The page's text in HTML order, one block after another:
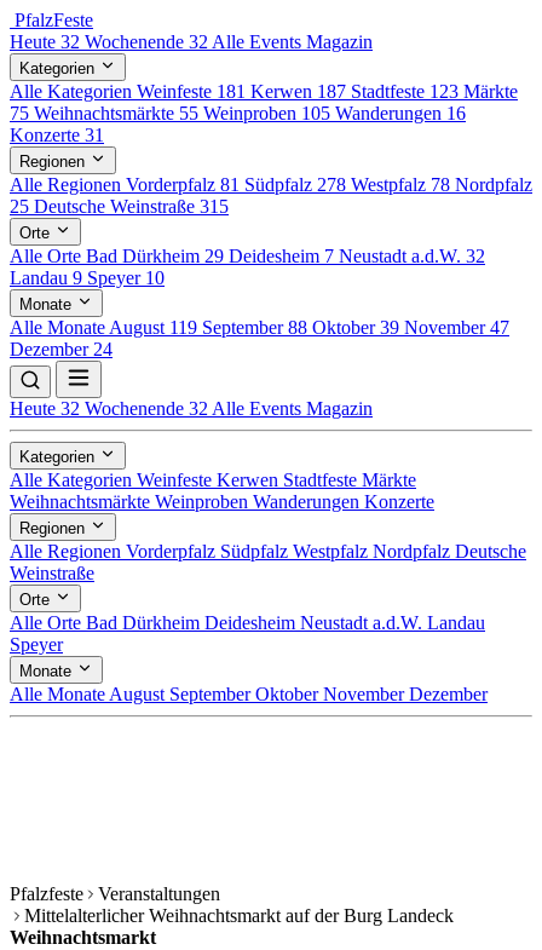
PfalzFeste
Heute 32 Wochenende 32 Alle Events Magazin
Kategorien
Alle Kategorien Weinfeste 181 Kerwen 187 Stadtfeste 123 Märkte
75 Weihnachtsmärkte 55 Weinproben 105 Wanderungen 16
Konzerte 31
Regionen
Alle Regionen Vorderpfalz 81 Südpfalz 278 Westpfalz 78 Nordpfalz
25 Deutsche Weinstraße 315
Orte
Alle Orte Bad Dürkheim 29 Deidesheim 7 Neustadt a.d.W. 32
Landau 9 Speyer 10
Monate
Alle Monate August 119 September88 Oktober39 November47
Dezember 24
Heute 32 Wochenende 32 Alle Events Magazin
Kategorien
Alle Kategorien Weinfeste Kerwen Stadtfeste Märkte
Weihnachtsmärkte Weinproben Wanderungen Konzerte
Regionen
Alle Regionen Vorderpfalz Südpfalz Westpfalz Nordpfalz Deutsche
Weinstraße
Orte
Alle Orte Bad Dürkheim Deidesheim Neustadt a.d.W. Landau
Speyer
Monate
Alle Monate August SeptemberOktoberNovemberDezember
Pfalzfeste
Veranstaltungen
Mittelalterlicher Weihnachtsmarkt auf der Burg Landeck
Weihnachtsmarkt